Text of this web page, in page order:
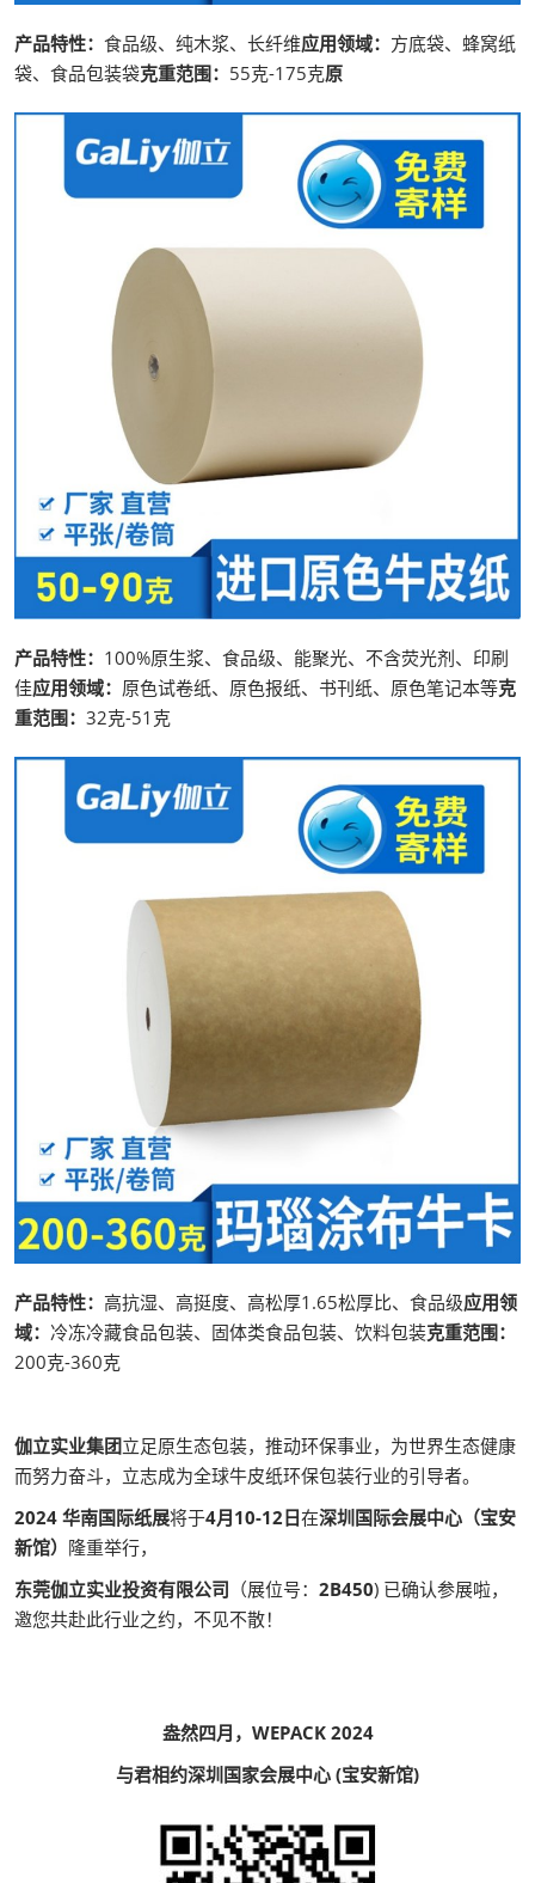
产品特性： 食品级、纯木浆、长纤维应用领域： 方底袋、蜂窝纸
袋、食品包装袋克重范围： 55克-175克原
产品特性： 100%原生浆、食品级、能聚光、不含荧光剂、印刷
佳应用领域： 原色试卷纸、原色报纸、书刊纸、原色笔记本等克
重范围： 32克-51克
产品特性： 高抗湿、高挺度、高松厚1.65松厚比、食品级应用领
域： 冷冻冷藏食品包装、固体类食品包装、饮料包装克重范围：
200克-360克
伽立实业集团立足原生态包装，推动环保事业，为世界生态健康
而努力奋斗，立志成为全球牛皮纸环保包装行业的引导者。
2024 华南国际纸展将于4月10-12日在深圳国际会展中心（宝安
新馆） 隆重举行，
东莞伽立实业投资有限公司 （展位号： 2B450) 已确认参展啦，
邀您共赴此行业之约，不见不散！
盎然四月，WEPACK 2024
与君相约深圳国家会展中心 (宝安新馆)